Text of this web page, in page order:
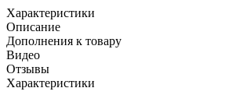
Характеристики
Описание
Дополнения к товару
Видео
Отзывы
Характеристики